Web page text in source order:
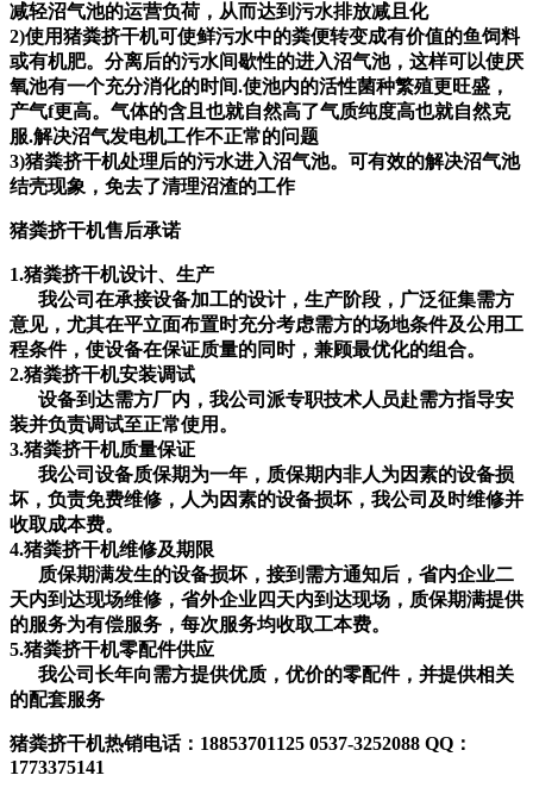
减轻沼气池的运营负荷，从而达到污水排放减且化
2)使用猪粪挤干机可使鲜污水中的粪便转变成有价值的鱼饲料
或有机肥。分离后的污水间歇性的进入沼气池，这样可以使厌
氧池有一个充分消化的时间.使池内的活性菌种繁殖更旺盛，
产气f更高。气体的含且也就自然高了气质纯度高也就自然克
服.解决沼气发电机工作不正常的问题
3)猪粪挤干机处理后的污水进入沼气池。可有效的解决沼气池
结壳现象，免去了清理沼渣的工作
猪粪挤干机售后承诺
1.猪粪挤干机设计、生产
我公司在承接设备加工的设计，生产阶段，广泛征集需方
意见，尤其在平立面布置时充分考虑需方的场地条件及公用工
程条件，使设备在保证质量的同时，兼顾最优化的组合。
2.猪粪挤干机安装调试
设备到达需方厂内，我公司派专职技术人员赴需方指导安
装并负责调试至正常使用。
3.猪粪挤干机质量保证
我公司设备质保期为一年，质保期内非人为因素的设备损
坏，负责免费维修，人为因素的设备损坏，我公司及时维修并
收取成本费。
4.猪粪挤干机维修及期限
质保期满发生的设备损坏，接到需方通知后，省内企业二
天内到达现场维修，省外企业四天内到达现场，质保期满提供
的服务为有偿服务，每次服务均收取工本费。
5.猪粪挤干机零配件供应
我公司长年向需方提供优质，优价的零配件，并提供相关
的配套服务
猪粪挤干机热销电话： 18853701125 0537-3252088 QQ：
1773375141